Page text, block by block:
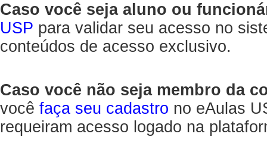
Caso você seja aluno ou
USP para validar seu acesso no
conteúdos de acesso exclusivo.
Caso você não seja membro da
você faça seu cadastro no eAulas
requeiram acesso logado na